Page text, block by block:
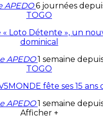
APEDO6 journées
TOGO
« Loto Détente », un
dominical
APEDO1 semaine
TOGO
fête ses 15
APEDO1 semaine
Afficher +